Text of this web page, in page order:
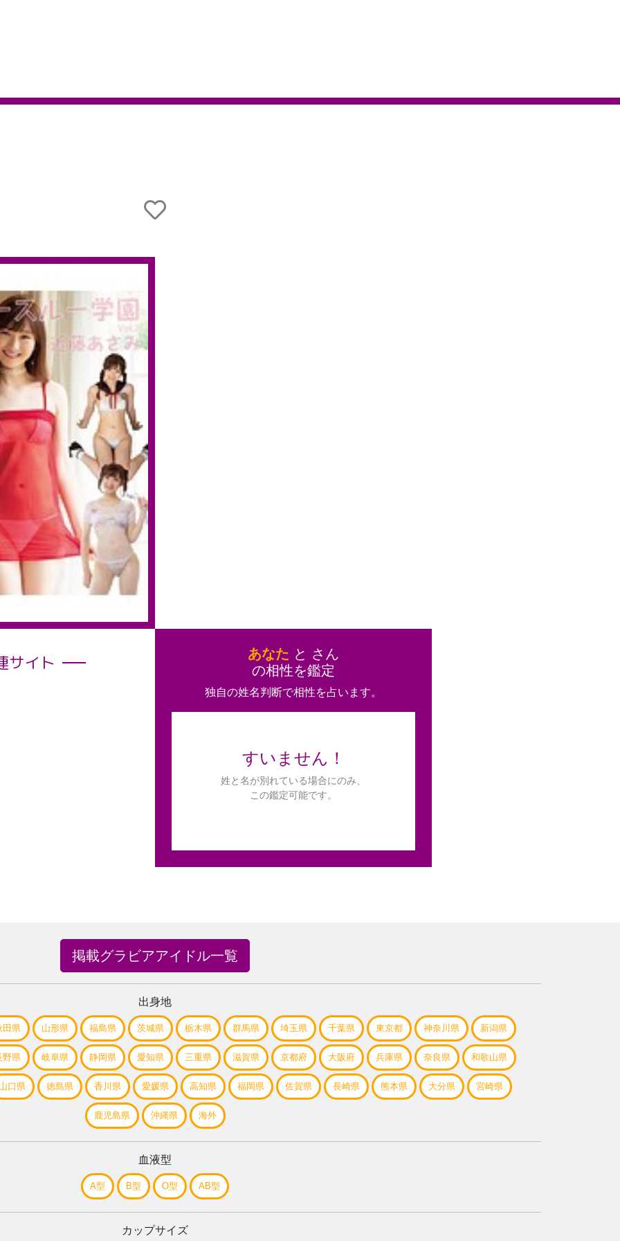
サイト あなた と さん
の相性を鑑定
独自の姓名判断で相性を占います。
すいません！
姓と名が別れている場合にのみ、
この鑑定可能です。
掲載グラビアアイドル一覧
出身地
田県 山形県 福島県 茨城県 栃木県 群馬県 埼玉県 千葉県 東京都 神奈川県 新潟県
野県 岐阜県 静岡県 愛知県 三重県 滋賀県 京都府 大阪府 兵庫県 奈良県 和歌山県
口県 徳島県 香川県 愛媛県 高知県 福岡県 佐賀県 長崎県 熊本県 大分県 宮崎県
鹿児島県 沖縄県 海外
血液型
A型 B型 O型 AB型
カップサイズ